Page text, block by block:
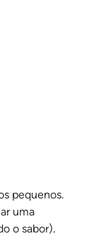
pequenos.
uma
o sabor).